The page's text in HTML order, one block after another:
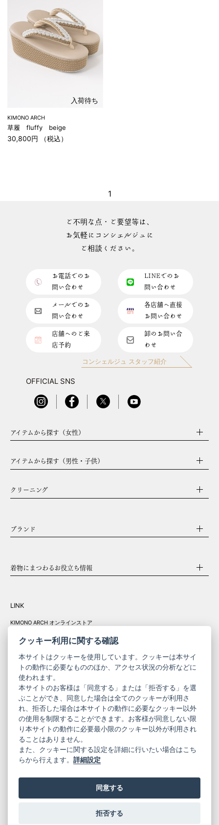
入荷待ち
KIMONO ARCH
草履 fluffy beige
30,800円 （税込）
1
ご不明な点・ご要望等は、
お気軽にコンシェルジュに
ご相談ください。
お電話でのお
問い合わせ
LINEでのお
問い合わせ
メールでのお
問い合わせ
各店舗へ直接
お問い合わせ
店舗へのご来
店予約
卸のお問い合
わせ
コンシェルジュ スタッフ紹介
OFFICIAL SNS
アイテムから探す（女性）
アイテムから探す（男性・子供）
クリーニング
ブランド
着物にまつわるお役立ち情報
LINK
KIMONO ARCH オンラインストア
コーポレート
サイト
きものやまと振
袖
サイト
ニュースレター
ご利用案内
お問い合わせ
プライバシーポリシー
特定商取引法に基づく表記
ご利用規約
© 2019 YAMATO CO, LTD.
クッキー利用に関する確認
本サイトはクッキーを使用しています。クッキーは本サイ
トの動作に必要なもののほか、アクセス状況の分析などに
使われます。
本サイトのお客様は「同意する」または「拒否する」を選
ぶことができ、同意した場合は全てのクッキーが利用さ
れ、拒否した場合は本サイトの動作に必要なクッキー以外
の使用を制限することができます。お客様が同意しない限
り本サイトの動作に必要最小限のクッキー以外が利用され
ることはありません。
また、クッキーに関する設定を詳細に行いたい場合はこち
らから行えます。詳細設定
同意する
拒否する